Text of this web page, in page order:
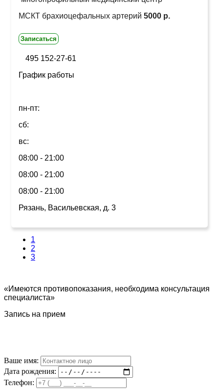
МСКТ брахиоцефальных артерий 5000 р.
Записаться
495 152-27-61
График работы
пн-пт:
сб:
вс:
08:00 - 21:00
08:00 - 21:00
08:00 - 21:00
Рязань, Васильевская, д. 3
1
2
3
«Имеются противопоказания, необходима консультация
специалиста»
Запись на прием
Ваше имя:
Дата рождения:
Телефон: